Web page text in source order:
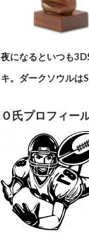
夜になるといつも
キ。ダークソウルは
Ｏ氏プロフィー